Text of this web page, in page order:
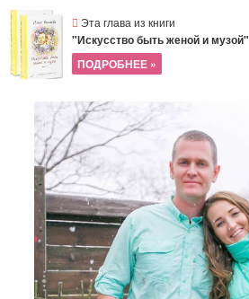
Эта глава из книги
"Искусство быть женой и музой"
ПОДРОБНЕЕ »